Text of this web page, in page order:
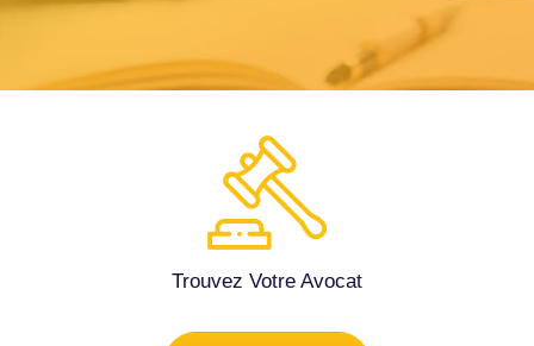
Trouvez Votre Avocat